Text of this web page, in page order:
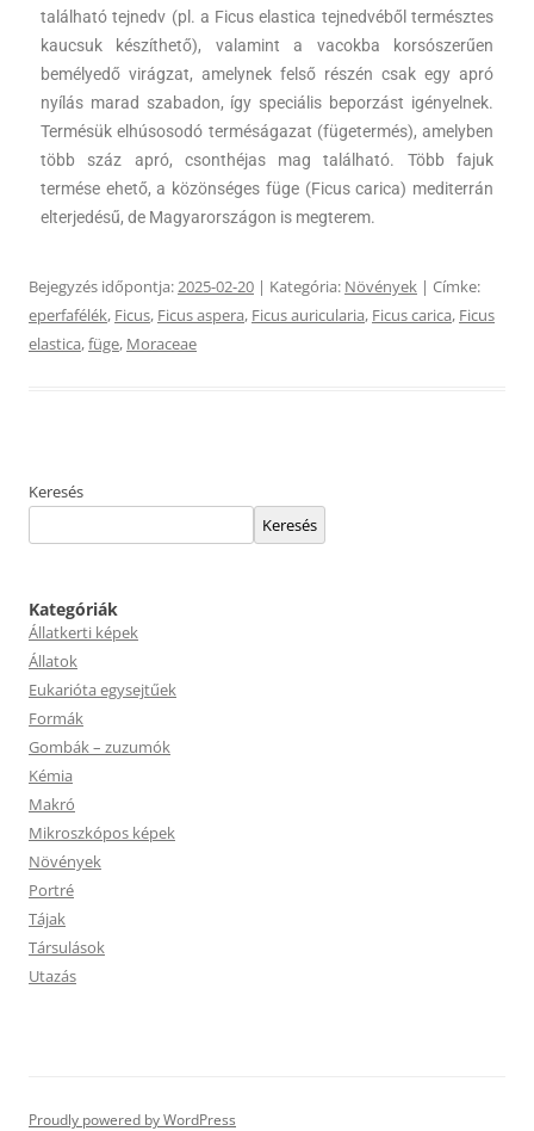
található tejnedv (pl. a Ficus elastica tejnedvéből természtes
kaucsuk készíthető), valamint a vacokba korsószerűen
bemélyedő virágzat, amelynek felső részén csak egy apró
nyílás marad szabadon, így speciális beporzást igényelnek.
Termésük elhúsosodó terméságazat (fügetermés), amelyben
több száz apró, csonthéjas mag található. Több fajuk
termése ehető, a közönséges füge (Ficus carica) mediterrán
elterjedésű, de Magyarországon is megterem.
Bejegyzés időpontja:2025-02-20 | Kategória: Növények | Címke:
eperfafélék, Ficus, Ficus aspera, Ficus auricularia, Ficus carica, Ficus
elastica,füge, Moraceae
Keresés
Keresés
Kategóriák
Állatkerti képek
Állatok
Eukarióta egysejtűek
Formák
Gombák – zuzumók
Kémia
Makró
Mikroszkópos képek
Növények
Portré
Tájak
Társulások
Utazás
Proudly powered by WordPress